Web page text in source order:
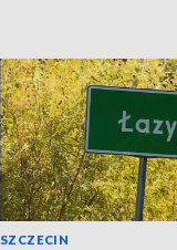
SZCZECIN